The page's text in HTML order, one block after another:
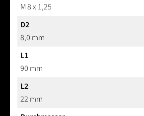
M 8 x 1,25
D2
8,0 mm
L1
90 mm
L2
22 mm